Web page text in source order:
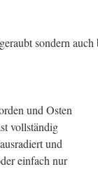
sondern auch
und Osten
vollstän­dig
und
einfach nur